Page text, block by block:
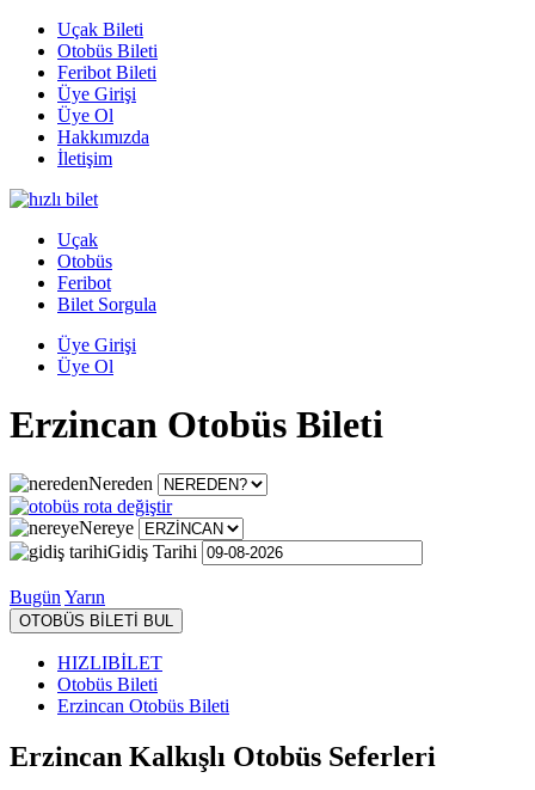
Uçak Bileti
Otobüs Bileti
Feribot Bileti
Üye Girişi
Üye Ol
Hakkımızda
İletişim
Uçak
Otobüs
Feribot
Bilet Sorgula
Üye Girişi
Üye Ol
Erzincan Otobüs Bileti
Nereden
Nereye
Gidiş Tarihi
Bugün Yarın
OTOBÜS BİLETİ BUL
HIZLIBİLET
Otobüs Bileti
Erzincan Otobüs Bileti
Erzincan Kalkışlı Otobüs Seferleri